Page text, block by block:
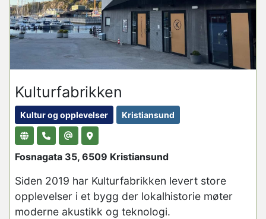
Kulturfabrikken
Kultur og opplevelser Kristiansund
Fosnagata 35, 6509 Kristiansund
Siden 2019 har Kulturfabrikken levert store
opplevelser i et bygg der lokalhistorie møter
moderne akustikk og teknologi.